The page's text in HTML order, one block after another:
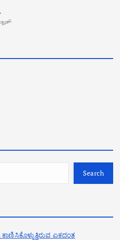
Search
ಏಕದಂತ